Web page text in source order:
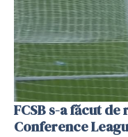
FCSB s-a făcut
Conference